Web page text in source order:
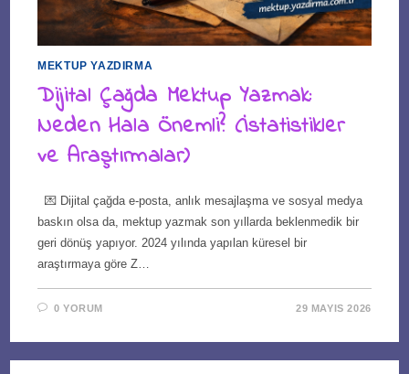
MEKTUP YAZDIRMA
Dijital Çağda Mektup Yazmak:
Neden Hala Önemli? (İstatistikler
ve Araştırmalar)
💌 Dijital çağda e-posta, anlık mesajlaşma ve sosyal medya
baskın olsa da, mektup yazmak son yıllarda beklenmedik bir
geri dönüş yapıyor. 2024 yılında yapılan küresel bir
araştırmaya göre Z…
0 YORUM 29 MAYIS 2026